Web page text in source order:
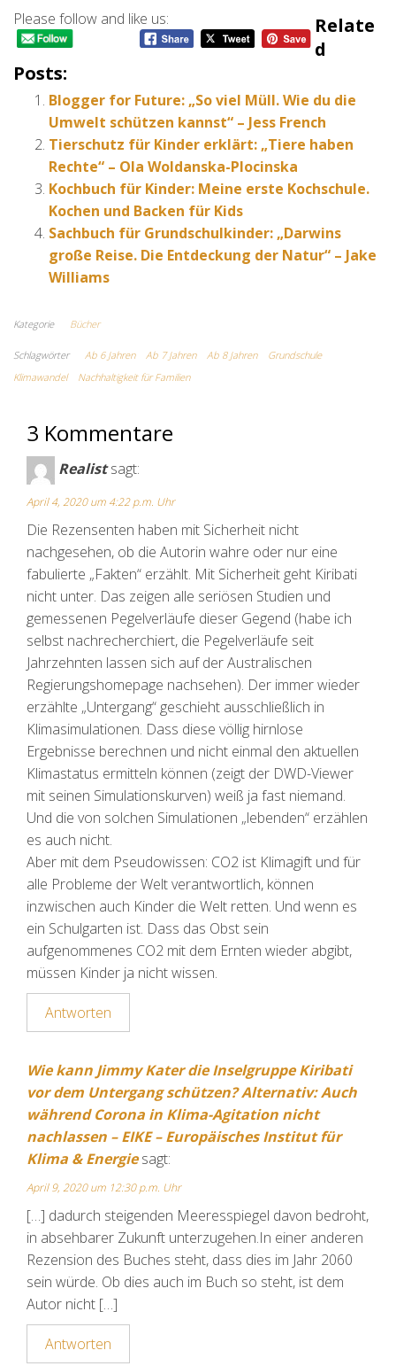
Please follow and like us:
Relate
D
Posts:
Blogger for Future: „So viel Müll. Wie du die
Umwelt schützen kannst“ – Jess French
Tierschutz für Kinder erklärt: „Tiere haben
Rechte“ – Ola Woldanska-Plocinska
Kochbuch für Kinder: Meine erste Kochschule.
Kochen und Backen für Kids
Sachbuch für Grundschulkinder: „Darwins
große Reise. Die Entdeckung der Natur“ – Jake
Williams
Kategorie Bücher
Schlagwörter Ab 6 Jahren Ab 7 Jahren Ab 8 Jahren
Grundschule
Klimawandel
Nachhaltigkeit für Familien
3 Kommentare
Realist sagt:
April 4, 2020 um 4:22 p.m. Uhr
Die Rezensenten haben mit Sicherheit nicht
nachgesehen, ob die Autorin wahre oder nur eine
fabulierte „Fakten“ erzählt. Mit Sicherheit geht Kiribati
nicht unter. Das zeigen alle seriösen Studien und
gemessenen Pegelverläufe dieser Gegend (habe ich
selbst nachrecherchiert, die Pegelverläufe seit
Jahrzehnten lassen sich auf der Australischen
Regierungshomepage nachsehen). Der immer wieder
erzählte „Untergang“ geschieht ausschließlich in
Klimasimulationen. Dass diese völlig hirnlose
Ergebnisse berechnen und nicht einmal den aktuellen
Klimastatus ermitteln können (zeigt der DWD-Viewer
mit seinen Simulationskurven) weiß ja fast niemand.
Und die von solchen Simulationen „lebenden“ erzählen
es auch nicht.
Aber mit dem Pseudowissen: CO2 ist Klimagift und für
alle Probleme der Welt verantwortlich, können
inzwischen auch Kinder die Welt retten. Und wenn es
ein Schulgarten ist. Dass das Obst sein
aufgenommenes CO2 mit dem Ernten wieder abgibt,
müssen Kinder ja nicht wissen.
Antworten
Wie kann Jimmy Kater die Insel­gruppe Kiribati
vor dem Untergang schützen? Alternativ: Auch
während Corona in Klima-Agitation nicht
nachlassen – EIKE – Europäisches Institut für
Klima & Energie sagt:
April 9, 2020 um 12:30 p.m. Uhr
[…] dadurch steigenden Meeresspiegel davon bedroht,
in absehbarer Zukunft unterzugehen.In einer anderen
Rezension des Buches steht, dass dies im Jahr 2060
sein würde. Ob dies auch im Buch so steht, ist dem
Autor nicht […]
Antworten